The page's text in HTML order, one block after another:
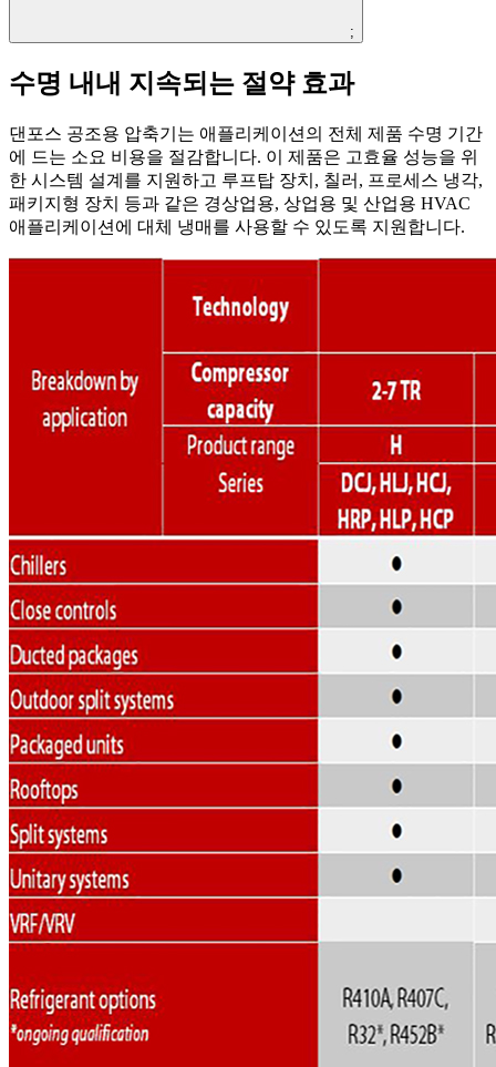
;
수명 내내 지속되는 절약 효과
댄포스 공조용 압축기는 애플리케이션의 전체 제품 수명 기간
에 드는 소요 비용을 절감합니다. 이 제품은 고효율 성능을 위
한 시스템 설계를 지원하고 루프탑 장치, 칠러, 프로세스 냉각,
패키지형 장치 등과 같은 경상업용, 상업용 및 산업용 HVAC
애플리케이션에 대체 냉매를 사용할 수 있도록 지원합니다.